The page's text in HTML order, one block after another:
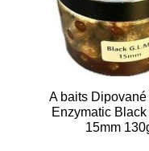
A baits
Enzymatic Black
15mm